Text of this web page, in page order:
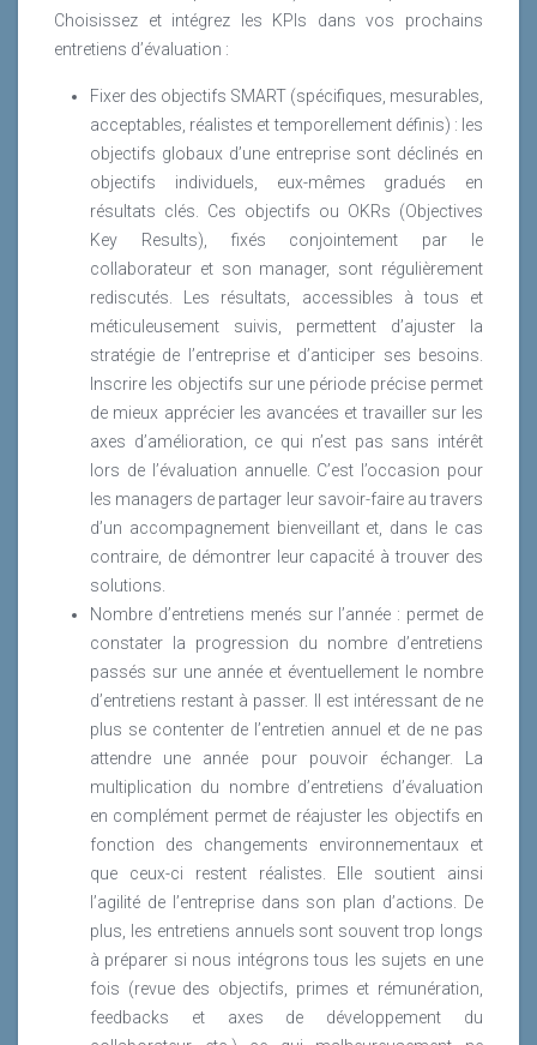
Choisissez et intégrez les KPIs dans vos prochains
entretiens d’évaluation :
Fixer des objectifs SMART (spécifiques, mesurables,
acceptables, réalistes et temporellement définis) : les
objectifs globaux d’une entreprise sont déclinés en
objectifs individuels, eux-mêmes gradués en
résultats clés. Ces objectifs ou OKRs (Objectives
Key Results), fixés conjointement par le
collaborateur et son manager, sont régulièrement
rediscutés. Les résultats, accessibles à tous et
méticuleusement suivis, permettent d’ajuster la
stratégie de l’entreprise et d’anticiper ses besoins.
Inscrire les objectifs sur une période précise permet
de mieux apprécier les avancées et travailler sur les
axes d’amélioration, ce qui n’est pas sans intérêt
lors de l’évaluation annuelle. C’est l’occasion pour
les managers de partager leur savoir-faire au travers
d’un accompagnement bienveillant et, dans le cas
contraire, de démontrer leur capacité à trouver des
solutions.
Nombre d’entretiens menés sur l’année : permet de
constater la progression du nombre d’entretiens
passés sur une année et éventuellement le nombre
d’entretiens restant à passer. Il est intéressant de ne
plus se contenter de l’entretien annuel et de ne pas
attendre une année pour pouvoir échanger. La
multiplication du nombre d’entretiens d’évaluation
en complément permet de réajuster les objectifs en
fonction des changements environnementaux et
que ceux-ci restent réalistes. Elle soutient ainsi
l’agilité de l’entreprise dans son plan d’actions. De
plus, les entretiens annuels sont souvent trop longs
à préparer si nous intégrons tous les sujets en une
fois (revue des objectifs, primes et rémunération,
feedbacks et axes de développement du